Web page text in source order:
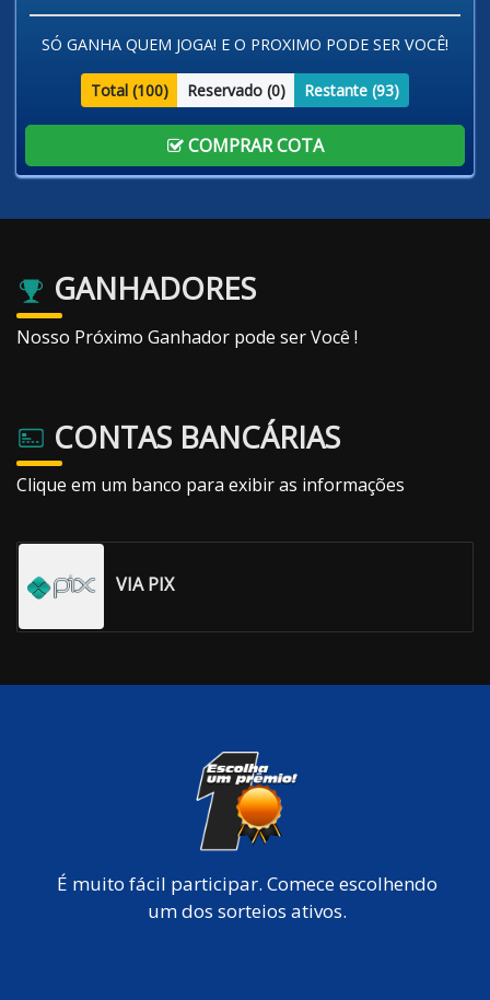
SÓ GANHA QUEM JOGA! E O PROXIMO PODE SER VOCÊ!
Total (100) Reservado (0) Restante (93)
COMPRAR COTA
GANHADORES
Nosso Próximo Ganhador pode ser Você !
CONTAS BANCÁRIAS
Clique em um banco para exibir as informações
VIA PIX
É muito fácil participar. Comece escolhendo
um dos sorteios ativos.